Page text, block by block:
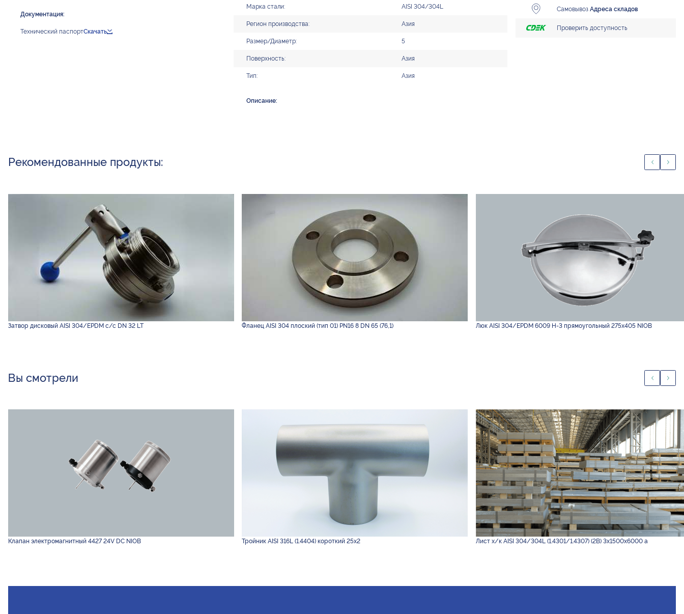
Документация:
Технический паспортСкачать
Марка стали: AISI 304/304L
Регион производства: Азия
Размер/Диаметр: 5
Поверхность: Азия
Тип: Азия
Описание:
СамовывозАдреса складов
Проверить доступность
Рекомендованные продукты:
Затвор дисковый AISI 304/EPDM с/с DN 32 LT Фланец AISI 304 плоский (тип 01) PN16 8 DN 65 (76,1) Люк AISI 304/EPDM 6009 H-3 прямоугольный 275х405 NIOB
Вы смотрели
Клапан электромагнитный 4427 24V DC NIOB Тройник AISI 316L (1.4404) короткий 25х2 Лист х/к AISI 304/304L (1.4301/1.4307) (2B) 3х1500х6000 а